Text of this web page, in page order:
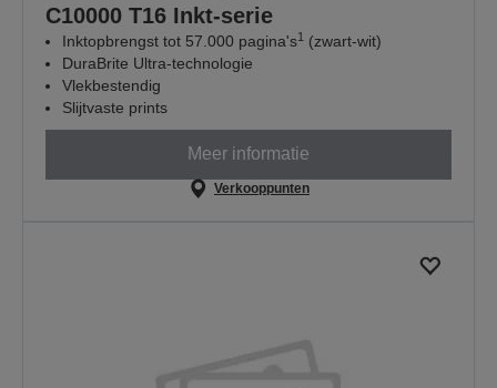
C10000 T16 Inkt-serie
Inktopbrengst tot 57.000 pagina's1 (zwart-wit)
DuraBrite Ultra-technologie
Vlekbestendig
Slijtvaste prints
Meer informatie
Verkooppunten